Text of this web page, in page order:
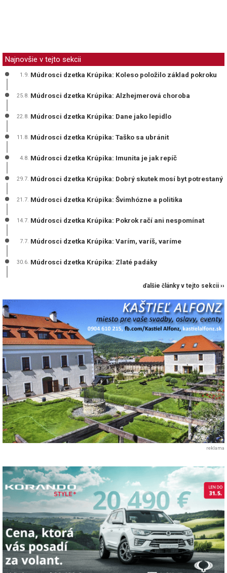
Najnovšie v tejto sekcii
1.9. Múdrosci dzetka Krúpika: Koleso položilo základ pokroku
25.8. Múdrosci dzetka Krúpika: Alzhejmerová choroba
22.8. Múdrosci dzetka Krúpika: Dane jako lepidlo
11.8. Múdrosci dzetka Krúpika: Taško sa ubránit
4.8. Múdrosci dzetka Krúpika: Imunita je jak repíč
29.7. Múdrosci dzetka Krúpika: Dobrý skutek mosí byt potrestaný
21.7. Múdrosci dzetka Krúpika: Švimhózne a politika
14.7. Múdrosci dzetka Krúpika: Pokrok račí ani nespomínat
7.7. Múdrosci dzetka Krúpika: Varím, varíš, varíme
30.6. Múdrosci dzetka Krúpika: Zlaté padáky
ďalšie články v tejto sekcii ››
reklama